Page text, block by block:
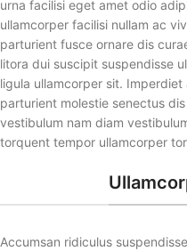
urna facilisi eget amet odio
ullamcorper facilisi nullam ac
parturient fusce ornare dis
litora dui suscipit suspendisse
ligula ullamcorper sit.
parturient molestie senectus
vestibulum nam diam
torquent tempor ullamcorper
Accumsan ridiculus